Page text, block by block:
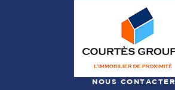
NOUS CONTACTER